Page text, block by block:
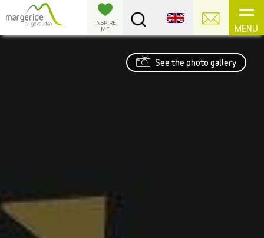
MENU
INSPIRE
ME
See the photo gallery
Cookies management panel